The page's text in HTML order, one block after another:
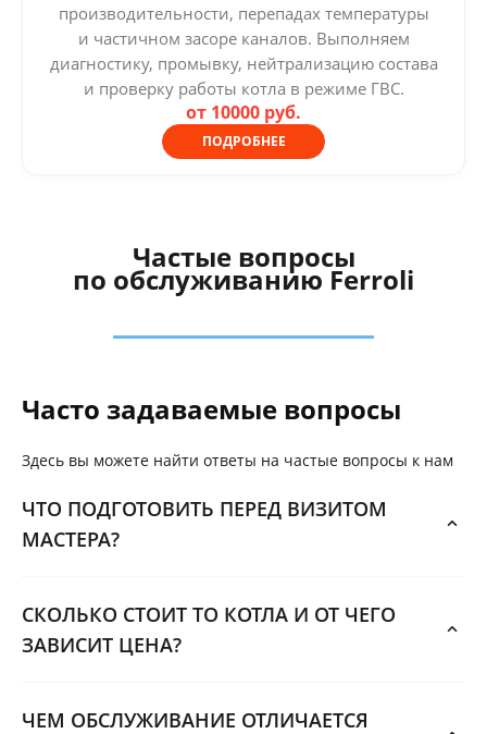
производительности, перепадах температуры
и частичном засоре каналов. Выполняем
диагностику, промывку, нейтрализацию состава
и проверку работы котла в режиме ГВС.
от 10000 руб.
ПОДРОБНЕЕ
Частые вопросы
по обслуживанию Ferroli
Часто задаваемые вопросы
Здесь вы можете найти ответы на частые вопросы к нам
ЧТО ПОДГОТОВИТЬ ПЕРЕД ВИЗИТОМ
МАСТЕРА?
СКОЛЬКО СТОИТ ТО КОТЛА И ОТ ЧЕГО
ЗАВИСИТ ЦЕНА?
ЧЕМ ОБСЛУЖИВАНИЕ ОТЛИЧАЕТСЯ